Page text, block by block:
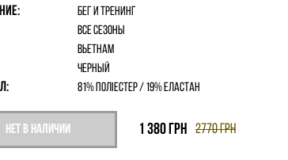
Бег и Тренинг
Все сезоны
Вьетнам
Черный
81% поліестер / 19% еластан
Нет в наличии 2770грн
1 380 грн